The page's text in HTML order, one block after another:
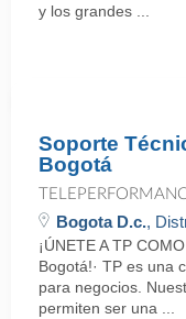
y los grandes ...
Soporte
Bogotá
Bogota D.c.,
¡ÚNETE A TP
Bogotá!· TP es una
para negocios.
permiten ser una ...